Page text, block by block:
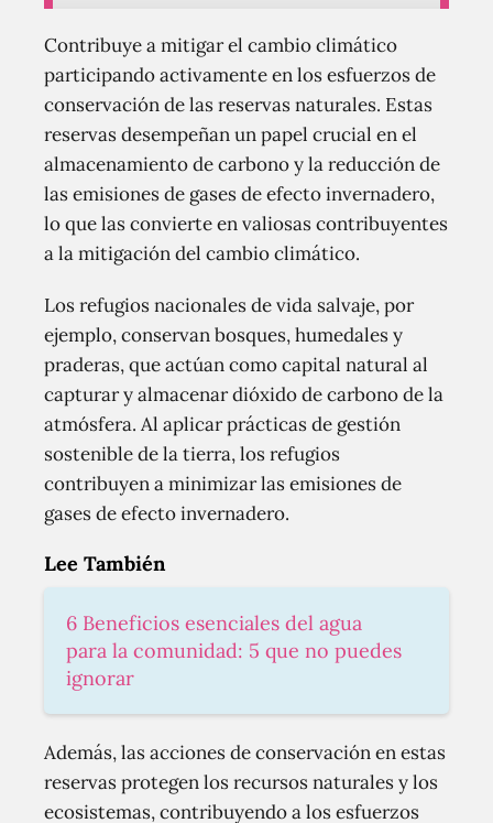
Contribuye a mitigar el cambio climático
participando activamente en los esfuerzos de
conservación de las reservas naturales. Estas
reservas desempeñan un papel crucial en el
almacenamiento de carbono y la reducción de
las emisiones de gases de efecto invernadero,
lo que las convierte en valiosas contribuyentes
a la mitigación del cambio climático.
Los refugios nacionales de vida salvaje, por
ejemplo, conservan bosques, humedales y
praderas, que actúan como capital natural al
capturar y almacenar dióxido de carbono de la
atmósfera. Al aplicar prácticas de gestión
sostenible de la tierra, los refugios
contribuyen a minimizar las emisiones de
gases de efecto invernadero.
Lee También
6 Beneficios esenciales del agua
para la comunidad: 5 que no puedes
ignorar
Además, las acciones de conservación en estas
reservas protegen los recursos naturales y los
ecosistemas, contribuyendo a los esfuerzos